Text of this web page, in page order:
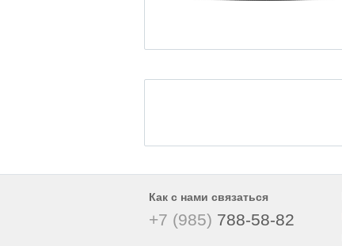
Как с нами связаться
+7 (985) 788-58-82